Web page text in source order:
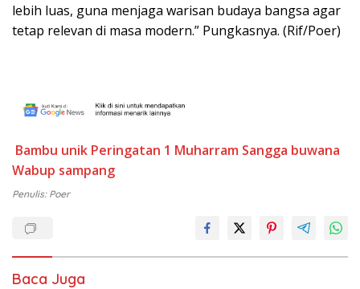
lebih luas, guna menjaga warisan budaya bangsa agar
tetap relevan di masa modern.” Pungkasnya. (Rif/Poer)
Bambu unik Peringatan 1 Muharram Sangga buwana
Wabup sampang
Penulis: Poer
Baca Juga